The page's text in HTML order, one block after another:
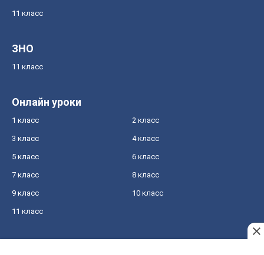
11 класс
ЗНО
11 класс
Онлайн уроки
1 класс 2 класс
3 класс 4 класс
5 класс 6 класс
7 класс 8 класс
9 класс 10 класс
11 класс